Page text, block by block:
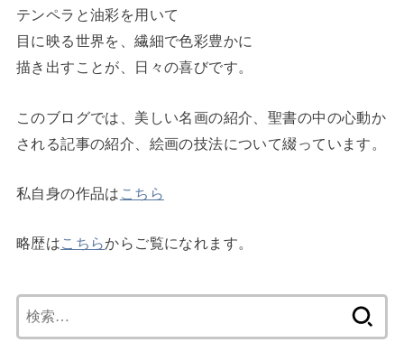
テンペラと油彩を用いて
目に映る世界を、繊細で色彩豊かに
描き出すことが、日々の喜びです。
このブログでは、美しい名画の紹介、聖書の中の心動か
される記事の紹介、絵画の技法について綴っています。
私自身の作品は こちら
略歴はこちらからご覧になれます。
索: